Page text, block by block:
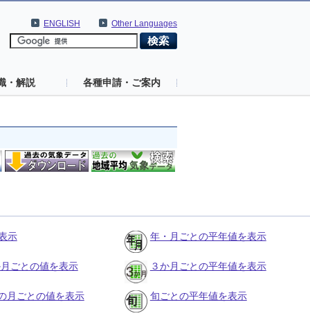
Other Languages
ENGLISH
・解説 各種申請・ご案内
示 年・月ごとの平年値を表示
ごとの値を表示 ３か月ごとの平年値を表示
月ごとの値を表示 旬ごとの平年値を表示